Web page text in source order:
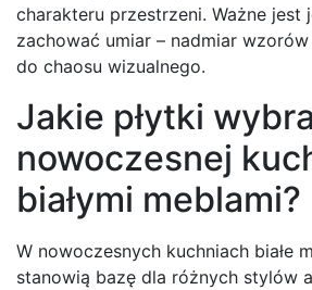
charakteru przestrzeni. Ważne jest
zachować umiar – nadmiar
do chaosu wizualnego.
Jakie płytki
nowoczesnej
białymi meblami?
W nowoczesnych kuchniach białe
stanowią bazę dla różnych stylów